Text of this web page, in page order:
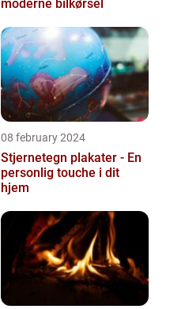
moderne bilkørsel
08 february 2024
Stjernetegn plakater - En
personlig touche i dit
hjem